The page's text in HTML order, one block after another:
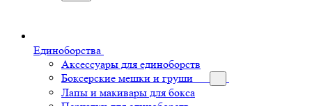
Единоборства
Аксессуары для единоборств
Боксерские мешки и груши
Лапы и макивары для бокса